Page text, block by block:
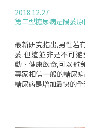
險尤其高.研究作者表
減重是降低糖尿病風
英國國民保健署(NHS)
作用,但同時也指出目
這份研究為史達汀可
的爭論支持史達汀的
院(NICE)表示,為了預
血管疾病風險大於
2018.12.27
第二型糖尿病是陽萎
最新研究指出,男性若
萎.但這並非是不可
動、健康飲食,可以避
專家相信一般的糖尿
糖尿病是增加最快的
二型糖尿病,和生活型